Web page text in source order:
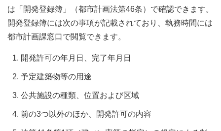
は「開発登録簿」（都市計画法第46条）で確認できます。
開発登録簿には次の事項が記載されており、執務時間には
都市計画課窓口で閲覧できます。
開発許可の年月日、完了年月日
予定建築物等の用途
公共施設の種類、位置および区域
前の3つ以外のほか、開発許可の内容